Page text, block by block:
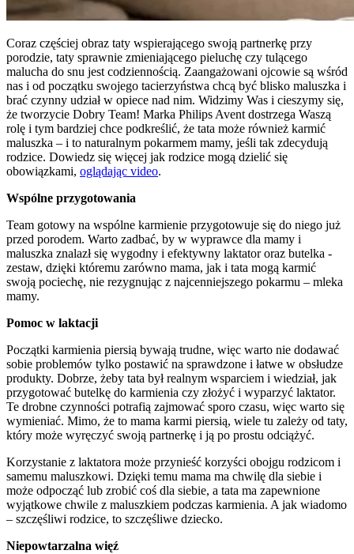
Coraz częściej obraz taty wspierającego swoją partnerkę przy
porodzie, taty sprawnie zmieniającego pieluchę czy tulącego
malucha do snu jest codziennością. Zaangażowani ojcowie są wśród
nas i od początku swojego tacierzyństwa chcą być blisko maluszka i
brać czynny udział w opiece nad nim. Widzimy Was i cieszymy się,
że tworzycie Dobry Team! Marka Philips Avent dostrzega Waszą
rolę i tym bardziej chce podkreślić, że tata może również karmić
maluszka – i to naturalnym pokarmem mamy, jeśli tak zdecydują
rodzice. Dowiedz się więcej jak rodzice mogą dzielić się
obowiązkami, oglądając video.
Wspólne przygotowania
Team gotowy na wspólne karmienie przygotowuje się do niego już
przed porodem. Warto zadbać, by w wyprawce dla mamy i
maluszka znalazł się wygodny i efektywny laktator oraz butelka -
zestaw, dzięki któremu zarówno mama, jak i tata mogą karmić
swoją pociechę, nie rezygnując z najcenniejszego pokarmu – mleka
mamy.
Pomoc w laktacji
Początki karmienia piersią bywają trudne, więc warto nie dodawać
sobie problemów tylko postawić na sprawdzone i łatwe w obsłudze
produkty. Dobrze, żeby tata był realnym wsparciem i wiedział, jak
przygotować butelkę do karmienia czy złożyć i wyparzyć laktator.
Te drobne czynności potrafią zajmować sporo czasu, więc warto się
wymieniać. Mimo, że to mama karmi piersią, wiele tu zależy od taty,
który może wyręczyć swoją partnerkę i ją po prostu odciążyć.
Korzystanie z laktatora może przynieść korzyści obojgu rodzicom i
samemu maluszkowi. Dzięki temu mama ma chwilę dla siebie i
może odpocząć lub zrobić coś dla siebie, a tata ma zapewnione
wyjątkowe chwile z maluszkiem podczas karmienia. A jak wiadomo
– szczęśliwi rodzice, to szczęśliwe dziecko.
Niepowtarzalna więź